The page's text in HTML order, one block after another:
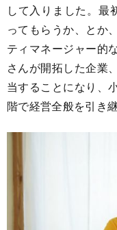
して入りました。最
ってもらうか、とか
ティマネージャー的
さんが開拓した企業
当することになり、
階で経営全般を引き